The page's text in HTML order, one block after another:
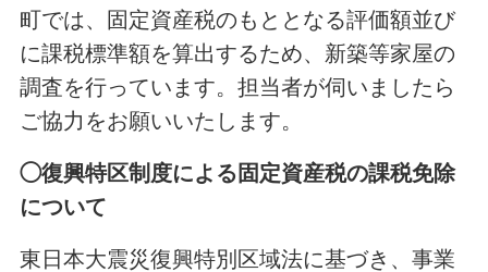
町では、固定資産税のもととなる評価額並び
に課税標準額を算出するため、新築等家屋の
調査を行っています。担当者が伺いましたら
ご協力をお願いいたします。
◯復興特区制度による固定資産税の課税免除
について
東日本大震災復興特別区域法に基づき、事業